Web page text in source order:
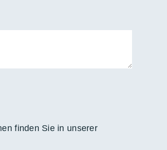
finden Sie in unserer